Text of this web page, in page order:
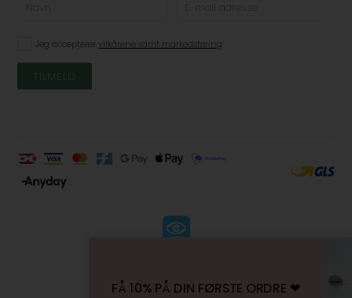
Jeg accepterervilkårene samt markedsføring
-
FÅ 10% PÅ DIN FØRSTE ORDRE ❤︎